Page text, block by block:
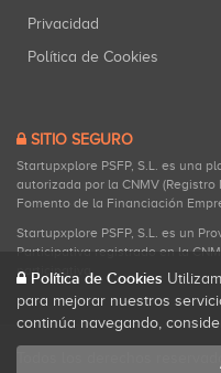
Privacidad
Política de Cookies
SITIO SEGURO
Startupxplore PSFP, S.L. es una
autorizada por la CNMV (Registro
Fomento de la Financiación
Startupxplore PSFP, S.L. es un
Participativa registrado en la
participativa.
Todos los derechos
Política de Cookies
para mejorar nuestros
continúa navegando,